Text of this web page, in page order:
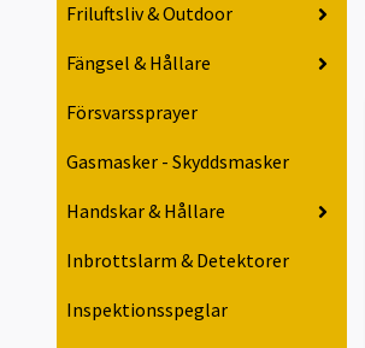
Friluftsliv & Outdoor
Fängsel & Hållare
Försvarssprayer
Gasmasker - Skyddsmasker
Handskar & Hållare
Inbrottslarm & Detektorer
Inspektionsspeglar